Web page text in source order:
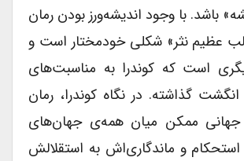
باشد. با وجود اندیشه‌ورز بودن رمان
عظیم نثر» شکلی خودمختار است و
است که کوندرا به مناسبت‌های
گذاشته. در نگاه کوندرا، رمان
جهانی ممکن میان همه‌ی جهان‌های
و ماندگاری‌اش به استقلالش